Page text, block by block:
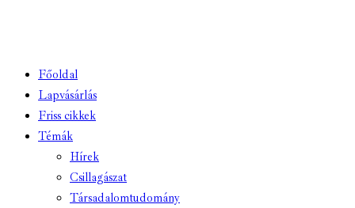
Főoldal
Lapvásárlás
Friss cikkek
Témák
Hírek
Csillagászat
Társadalomtudomány